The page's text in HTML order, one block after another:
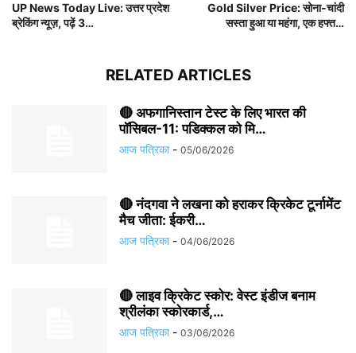
UP News Today Live: उत्तर प्रदेश
ब्रेकिंग न्यूज़, पढ़ें 3…
Gold Silver Price: सोना-चांदी
सस्ता हुआ या महंगा, एक हफ्त…
RELATED ARTICLES
🔴 अफगानिस्तान टेस्ट के लिए भारत की
पॉसिबल-11: पडिक्कल को मि…
आज पत्रिका - 05/06/2026
🔴 नंदगवा ने लखना को हराकर क्रिकेट टूर्नामेंट
मैच जीता: ईकरी…
आज पत्रिका - 04/06/2026
🔴 लाइव क्रिकेट स्कोर: वेस्ट इंडीज बनाम
श्रीलंका स्कोरकार्ड,…
आज पत्रिका - 03/06/2026